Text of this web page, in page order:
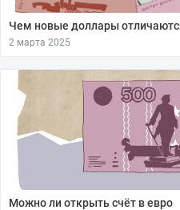
Чем новые доллары
2 марта 2025
Можно ли открыть счёт в евро